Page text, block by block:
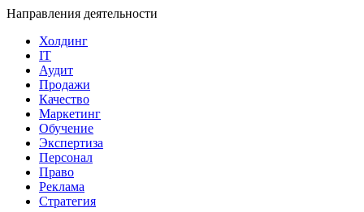
Направления деятельности
Холдинг
IT
Аудит
Продажи
Качество
Маркетинг
Обучение
Экспертиза
Персонал
Право
Реклама
Стратегия